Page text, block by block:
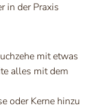
in der Praxis
mit etwas
alles mit dem
oder Kerne hinzu